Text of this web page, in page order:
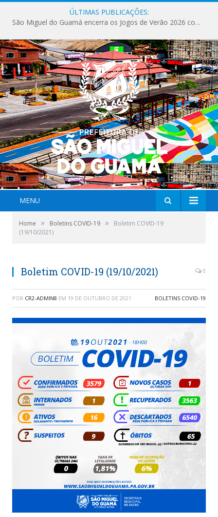
ÚLTIMAS PUBLICAÇÕES:
São Miguel do Guamá encerra os Jogos de Verão 2026 com sucesso de público e competições.
MENU
Home » Boletins COVID-19 »
Boletim COVID-19
(19/10/2021)
Boletim COVID-19 (19/10/2021) 0
POR CR2-ADMIN8 EM 19 DE OUTUBRO DE 2021 BOLETINS COVID-19